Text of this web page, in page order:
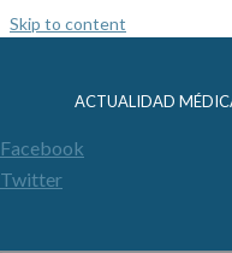
Skip to content
ACTUALIDAD
Facebook
Twitter